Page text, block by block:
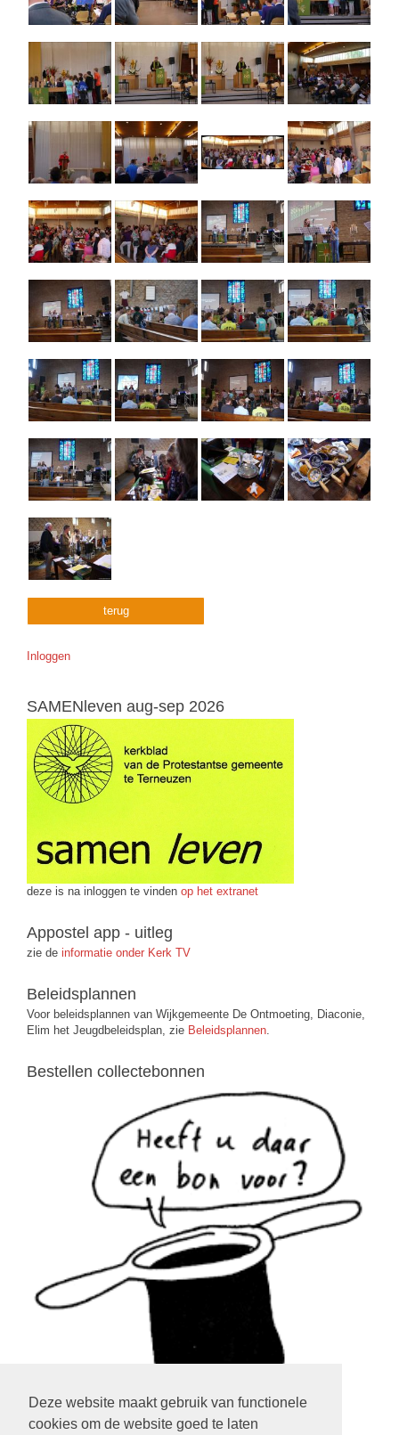
Deze website maakt gebruik van functionele
cookies om de website goed te laten
terug
Inloggen
SAMENleven aug-sep 2026
deze is na inloggen te vinden op het extranet
Appostel app - uitleg
zie de informatie onder Kerk TV
Beleidsplannen
Voor beleidsplannen van Wijkgemeente De Ontmoeting, Diaconie,
Elim het Jeugdbeleidsplan, zie Beleidsplannen.
Bestellen collectebonnen
klik op het plaatje